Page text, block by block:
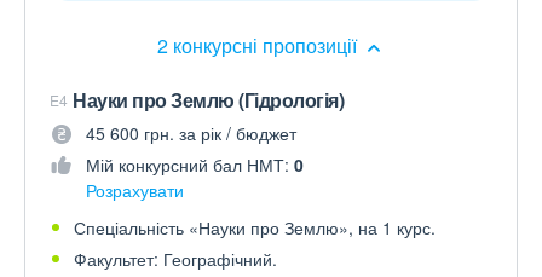
2 конкурсні пропозиції
E4 Науки про Землю (Гідрологія)
45 600 грн. за рік / бюджет
Мій конкурсний бал НМТ: 0
Розрахувати
Спеціальність «Науки про Землю», на 1 курс.
Факультет: Географічний.